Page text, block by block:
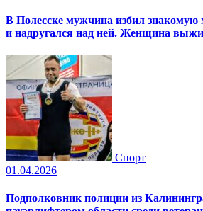
В Полесске мужчина избил знакомую
и надругался над ней. Женщина
Спорт
01.04.2026
Подполковник полиции из